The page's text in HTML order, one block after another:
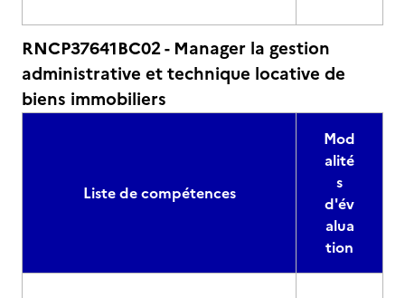
RNCP37641BC02 - Manager la gestion
administrative et technique locative de
biens immobiliers
Liste de compétences
Mod
alité
s
d'év
alua
tion